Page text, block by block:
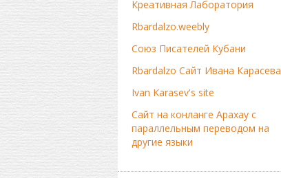
Креативная Лаборатория
Rbardalzo.weebly
Союз Писателей Кубани
Rbardalzo Сайт Ивана Карасева
Ivan Karasev's site
Сайт на конланге Арахау с
параллельным переводом на
другие языки